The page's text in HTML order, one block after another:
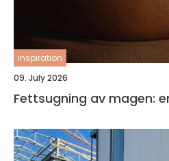
inspiration
09. July 2026
Fettsugning av magen: